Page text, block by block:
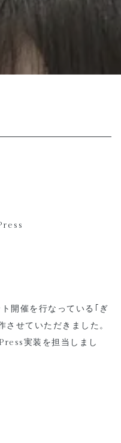
開催を行なっている｢ぎ
せていただきました。
実装を担当しまし